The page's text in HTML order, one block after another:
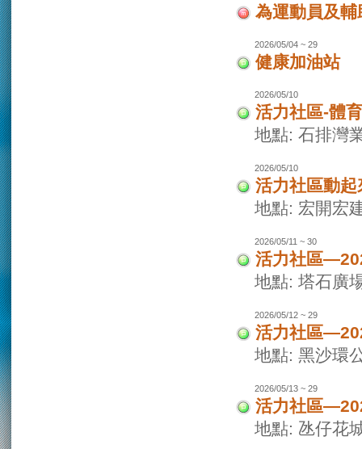
為運動員及
2026/05/04 ~ 29
健康加油站
2026/05/10
活力社區-體
地點: 石排灣
2026/05/10
活力社區動
地點: 宏開宏
2026/05/11 ~ 30
活力社區
地點: 塔石廣
2026/05/12 ~ 29
活力社區
地點: 黑沙環
2026/05/13 ~ 29
活力社區
地點: 氹仔花